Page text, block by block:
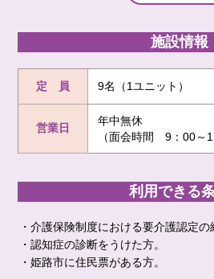
施設情報
定 員 9名（1ユニット）
営業日
年中無休
（面会時間 9：00～
利用できる
・介護保険制度における要介護認定の
・認知症の診断をうけた方。
・姫路市に住民票がある方。